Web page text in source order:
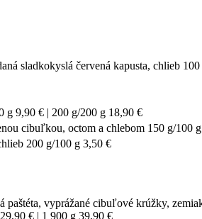
sladkokyslá červená kapusta, chlieb
9,90 € | 200 g/200 g 18,90 €
cibuľkou, octom a chlebom 150 g/100
200 g/100 g 3,50 €
vyprážané cibuľové krúžky,
€ | 1 900 g 39,90 €